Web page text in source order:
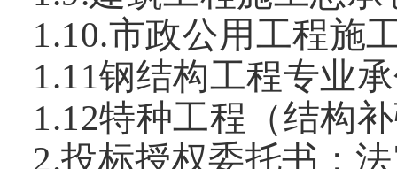
1.10.市政公用工程施
1.11钢结构工程专业
1.12特种工程（结构
2.投标授权委托书：